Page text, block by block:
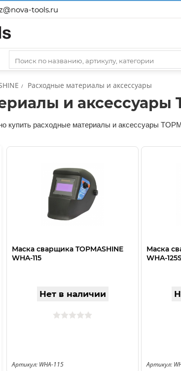
tools.ru
/ Расходные материалы и аксессуары
и аксессуары
купить расходные материалы и аксессуары
Маска сварщика TOPMASHINE
WHA-115
Нет в наличии
Артикул: WHA-115
Маска
WHA-
Артикул: